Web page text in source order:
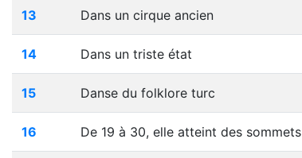
13 Dans un cirque ancien
14 Dans un triste état
15 Danse du folklore turc
16 De 19 à 30, elle atteint des sommets